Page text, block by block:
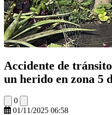
Accidente de
un herido en zona 5
0
01/11/2025 06:58